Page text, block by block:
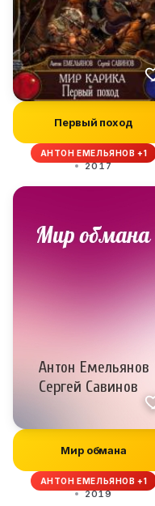
Первый поход
АНТОН ЕМЕЛЬЯНОВ +1
2017
Мир обмана
АНТОН ЕМЕЛЬЯНОВ +1
2019